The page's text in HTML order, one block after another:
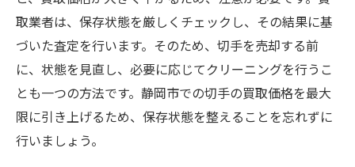
取業者は、保存状態を厳しくチェックし、その結果に基
づいた査定を行います。そのため、切手を売却する前
に、状態を見直し、必要に応じてクリーニングを行うこ
とも一つの方法です。静岡市での切手の買取価格を最大
限に引き上げるため、保存状態を整えることを忘れずに
行いましょう。